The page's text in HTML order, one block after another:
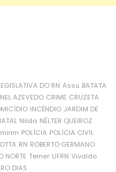
DO RN Assu BATATA
AZEVEDO CRIME CRUZETA
INCÊNDIO JARDIM DE
Nilda NÉLTER QUEIROZ
POLÍCIA POLÍCIA CIVIL
RN ROBERTO GERMANO
NORTE Temer UFRN Vivaldo
DIAS